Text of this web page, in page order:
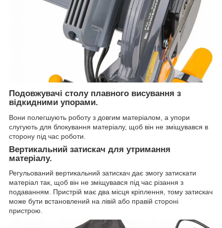
Подовжувачі столу плавного висування з
відкидними упорами.
Вони полегшують роботу з довгим матеріалом, а упори
слугують для блокування матеріалу, щоб він не зміщувався в
сторону під час роботи.
Вертикальний затискач для утримання
матеріалу.
Регульований вертикальний затискач дає змогу затискати
матеріал так, щоб він не зміщувався під час різання з
подаванням. Пристрій має два місця кріплення, тому затискач
може бути встановлений на лівій або правій стороні
пристрою.